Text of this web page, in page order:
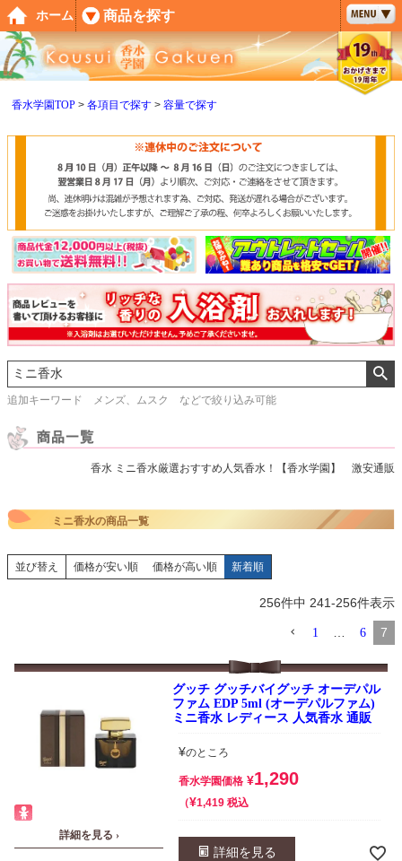
香水学園TOP 各項目で探す 容量で探す
追加キーワード メンズ、ムスク などで絞り込み可能
香水 ミニ香水厳選おすすめ人気香水！【香水学園】 激安通販
ミニ香水の商品一覧
並び替え 価格が安い順 価格が高い順 新着順
256件中 241-256件表示
1 … 6 7
詳細を見る ›
グッチ グッチバイグッチ オーデパル
ファム EDP 5ml (オーデパルファム)
ミニ香水 レディース 人気香水 通販
¥のところ
香水学園価格 ¥1,290
¥1,419 税込
詳細を見る
ペー
ジト
ップ
へ
ホーム 商品を探す